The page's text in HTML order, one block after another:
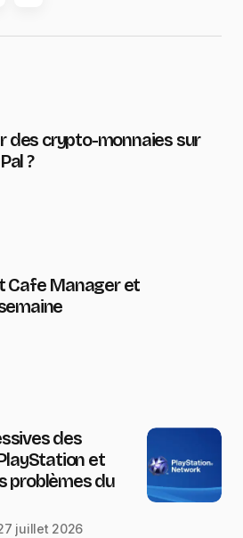
des crypto-monnaies sur
?
Cafe Manager et
des
et
problèmes du
juillet 2026